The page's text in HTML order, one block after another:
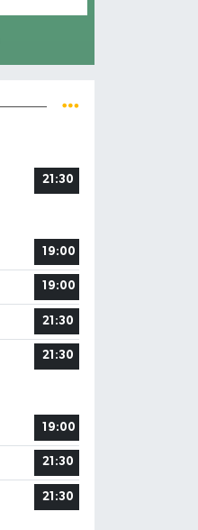
21:30
19:00
19:00
21:30
21:30
19:00
21:30
21:30